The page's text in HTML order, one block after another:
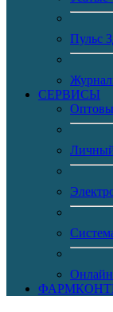
Пульс
CЕРВИСЫ
Личный